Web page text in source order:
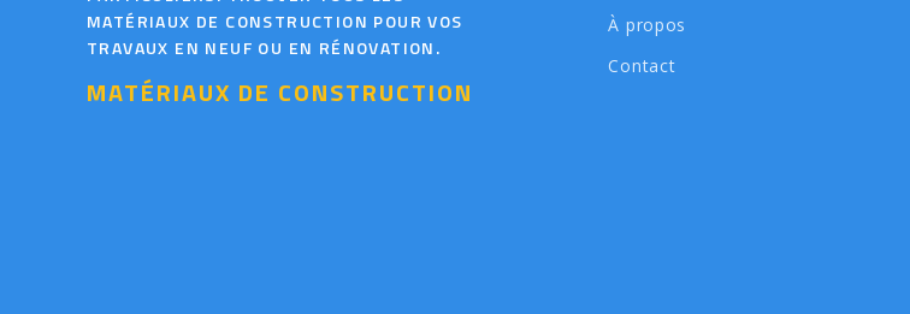
MATÉRIAUX DE CONSTRUCTION POUR VOS
TRAVAUX EN NEUF OU EN RÉNOVATION.
MATÉRIAUX DE CONSTRUCTION
À propos
Contact